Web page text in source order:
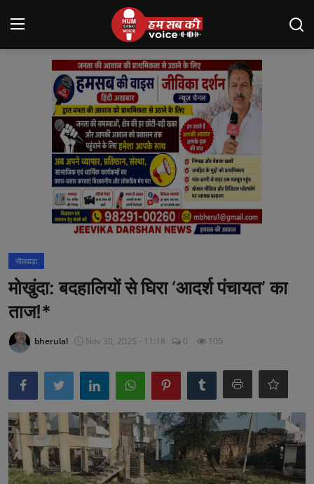
Login Register
About us
शाहपुरा
मनोरंजन
अनूपगढ़
राजस्थान
भीलवाड़ा
भीलवाड़ा
मोखुंदा: बदहालियों से घिरा ‘आदर्श पंचायत’ का
ताज!*
bherulal Nov 30, 2025 - 11:18 0 105